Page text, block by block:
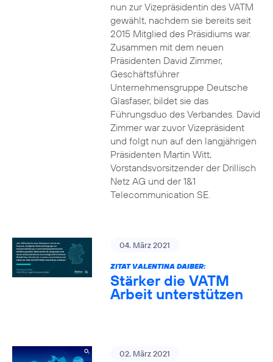
nun zur Vizepräsidentin des VATM
gewählt, nachdem sie bereits seit
2015 Mitglied des Präsidiums war.
Zusammen mit dem neuen
Präsidenten David Zimmer,
Geschäftsführer
Unternehmensgruppe Deutsche
Glasfaser, bildet sie das
Führungsduo des Verbandes. David
Zimmer war zuvor Vizepräsident
und folgt nun auf den langjährigen
Präsidenten Martin Witt,
Vorstandsvorsitzender der Drillisch
Netz AG und der 1&1
Telecommunication SE.
04. März 2021
ZITAT VALENTINA DAIBER:
Stärker die VATM
Arbeit unterstützen
02. März 2021